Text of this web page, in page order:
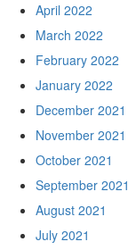
April 2022
March 2022
February 2022
January 2022
December 2021
November 2021
October 2021
September 2021
August 2021
July 2021